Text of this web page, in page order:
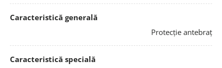
Caracteristică generală
Protecție antebraț
Caracteristică specială